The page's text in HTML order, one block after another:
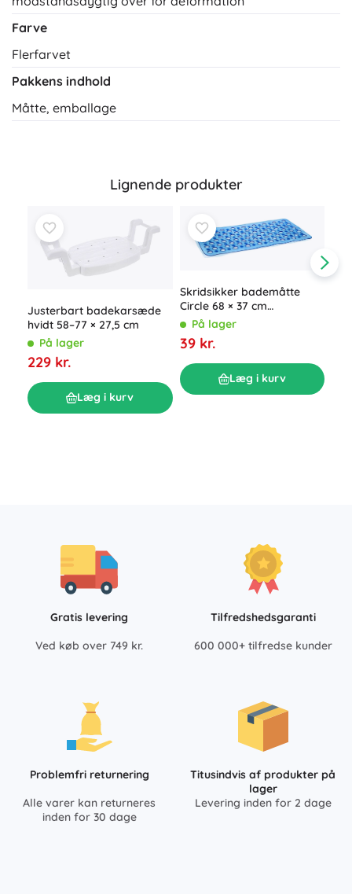
Farve
Flerfarvet
Pakkens indhold
Måtte, emballage
Lignende produkter
Justerbart badekarsæde
hvidt 58–77 × 27,5 cm
På lager
229 kr.
Læg i kurv
Skridsikker bademåtte
Circle 68 × 37 cm
transparent blå
På lager
39 kr.
Læg i kurv
Gratis levering
Ved køb over 749 kr.
Tilfredshedsgaranti
600 000+ tilfredse kunder
Problemfri returnering
Alle varer kan returneres
inden for 30 dage
Titusindvis af produkter på
lager
Levering inden for 2 dage